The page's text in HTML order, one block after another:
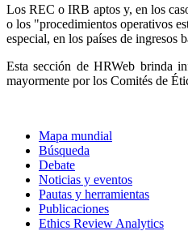
Los REC o IRB aptos y, en los
o los "procedimientos operativos
especial, en los países de ingresos
Esta sección de HRWeb brinda
mayormente por los Comités de
Mapa mundial
Búsqueda
Debate
Noticias y eventos
Pautas y herramientas
Publicaciones
Ethics Review Analytics